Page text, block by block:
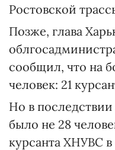
Ростовской
Позже, глава
сообщил, что на
человек: 21
Но в последствии
было не 28
курсанта ХНУВС